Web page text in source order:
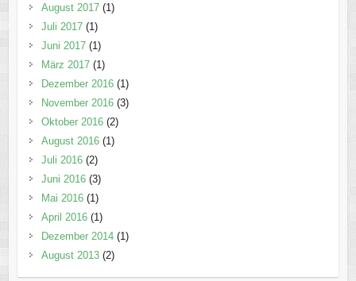
August 2017(1)
Juli 2017(1)
Juni 2017(1)
März 2017(1)
Dezember 2016(1)
November 2016(3)
Oktober 2016(2)
August 2016(1)
Juli 2016(2)
Juni 2016(3)
Mai 2016(1)
April 2016(1)
Dezember 2014(1)
August 2013(2)